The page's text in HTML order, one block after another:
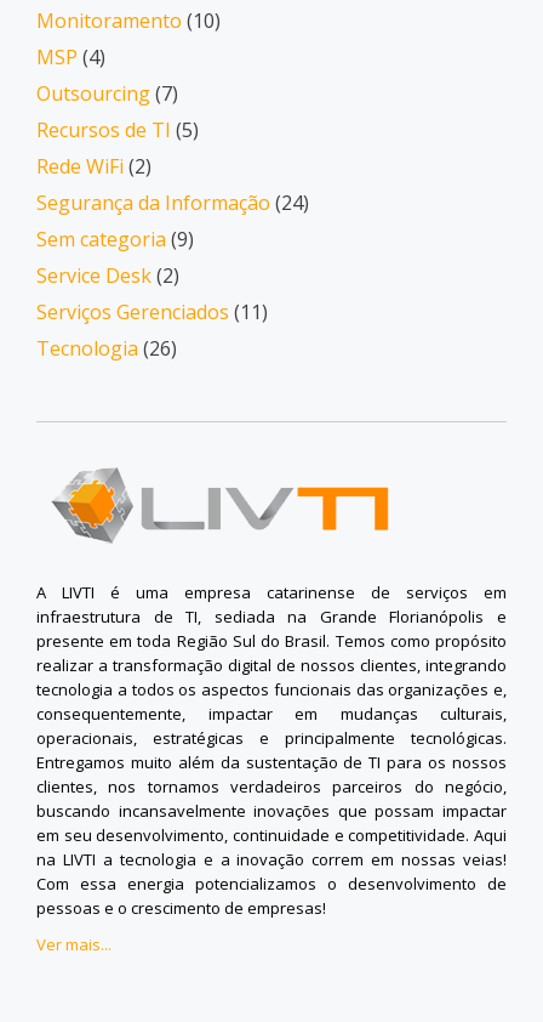
Monitoramento (10)
MSP (4)
Outsourcing(7)
Recursos de TI (5)
Rede WiFi (2)
Segurança da Informação (24)
Sem categoria (9)
Service Desk(2)
Serviços Gerenciados (11)
Tecnologia (26)
A LIVTI é uma empresa catarinense de serviços em
infraestrutura de TI, sediada na Grande Florianópolis e
presente em toda Região Sul do Brasil. Temos como propósito
realizar a transformação digital de nossos clientes, integrando
tecnologia a todos os aspectos funcionais das organizações e,
consequentemente, impactar em mudanças culturais,
operacionais, estratégicas e principalmente tecnológicas.
Entregamos muito além da sustentação de TI para os nossos
clientes, nos tornamos verdadeiros parceiros do negócio,
buscando incansavelmente inovações que possam impactar
em seu desenvolvimento, continuidade e competitividade. Aqui
na LIVTI a tecnologia e a inovação correm em nossas veias!
Com essa energia potencializamos o desenvolvimento de
pessoas e o crescimento de empresas!
Ver mais...